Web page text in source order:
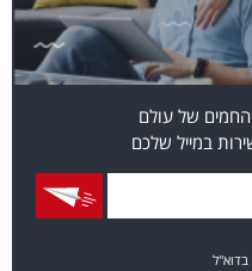
החמים של עולם
במייל שלכם
בדוא"ל